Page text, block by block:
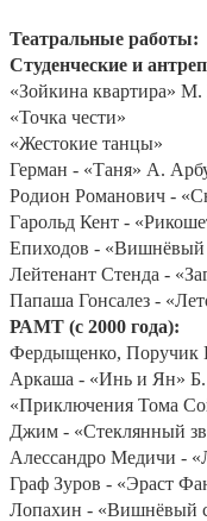
Театральные работы:
Студенческие и
«Зойкина квартира» М.
«Точка чести»
«Жестокие танцы»
Герман - «Таня» А.
Родион Романович -
Гарольд Кент -
Епиходов - «Вишнёвый
Лейтенант Стенда -
Папаша Гонсалез -
РАМТ (с 2000 года):
Фердыщенко, Поручик
Аркаша - «Инь и Ян»
«Приключения Тома
Джим - «Стеклянный
Алессандро Медичи -
Граф Зуров - «Эраст
Лопахин - «Вишнёвый